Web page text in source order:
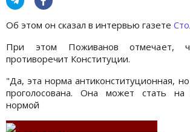
Об этом он сказал в интервью газете
При этом Поживанов отмечает,
противоречит Конституции.
"Да, эта норма антиконституционная,
проголосована. Она может стать на
нормой